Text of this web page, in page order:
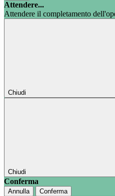
Attendere...
Attendere il completamento
Chiudi
Chiudi
Conferma
Annulla Conferma